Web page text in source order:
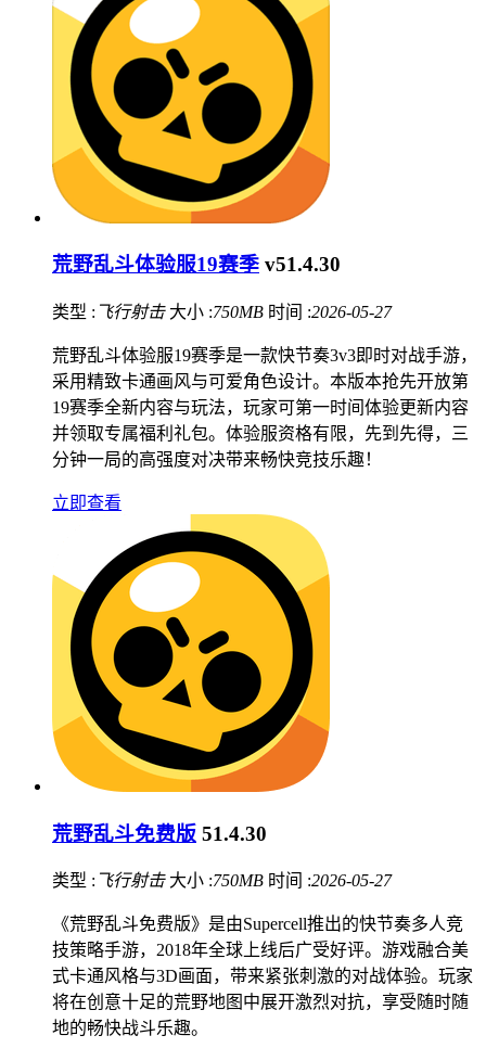
荒野乱斗体验服19赛季 v51.4.30
类型 : 飞行射击 大小 :750MB 时间 :2026-05-27
荒野乱斗体验服19赛季是一款快节奏3v3即时对战手游，
采用精致卡通画风与可爱角色设计。本版本抢先开放第
19赛季全新内容与玩法，玩家可第一时间体验更新内容
并领取专属福利礼包。体验服资格有限，先到先得，三
分钟一局的高强度对决带来畅快竞技乐趣！
立即查看
荒野乱斗免费版 51.4.30
类型 : 飞行射击 大小 :750MB 时间 :2026-05-27
《荒野乱斗免费版》是由Supercell推出的快节奏多人竞
技策略手游，2018年全球上线后广受好评。游戏融合美
式卡通风格与3D画面，带来紧张刺激的对战体验。玩家
将在创意十足的荒野地图中展开激烈对抗，享受随时随
地的畅快战斗乐趣。